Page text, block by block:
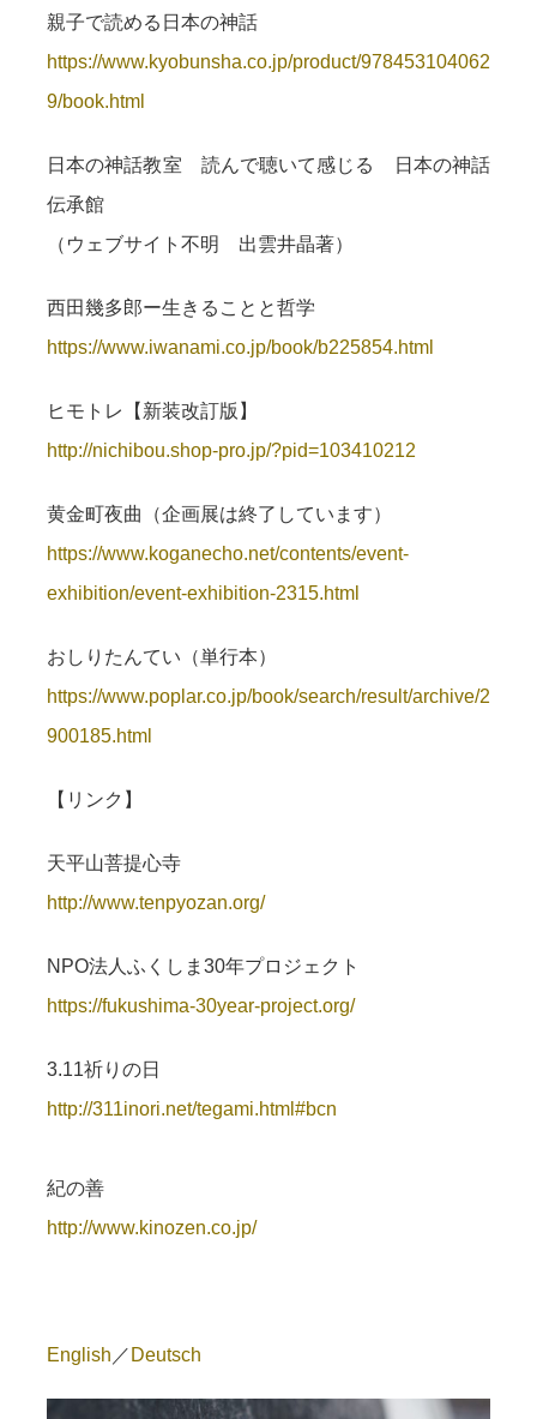
親子で読める日本の神話
https://www.kyobunsha.co.jp/product/978453104062
9/book.html
日本の神話教室 読んで聴いて感じる 日本の神話
伝承館
（ウェブサイト不明 出雲井晶著）
西田幾多郎ー生きることと哲学
https://www.iwanami.co.jp/book/b225854.html
ヒモトレ【新装改訂版】
http://nichibou.shop-pro.jp/?pid=103410212
黄金町夜曲（企画展は終了しています）
https://www.koganecho.net/contents/event-
exhibition/event-exhibition-2315.html
おしりたんてい（単行本）
https://www.poplar.co.jp/book/search/result/archive/2
900185.html
【リンク】
天平山菩提心寺
http://www.tenpyozan.org/
NPO法人ふくしま30年プロジェクト
https://fukushima-30year-project.org/
3.11祈りの日
http://311inori.net/tegami.html#bcn
紀の善
http://www.kinozen.co.jp/
English ／ Deutsch